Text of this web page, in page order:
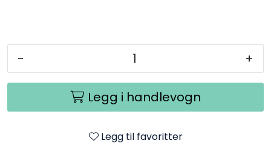
- +
Legg i handlevogn
Legg til favoritter